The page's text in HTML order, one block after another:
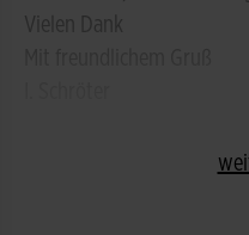
Vielen Dank